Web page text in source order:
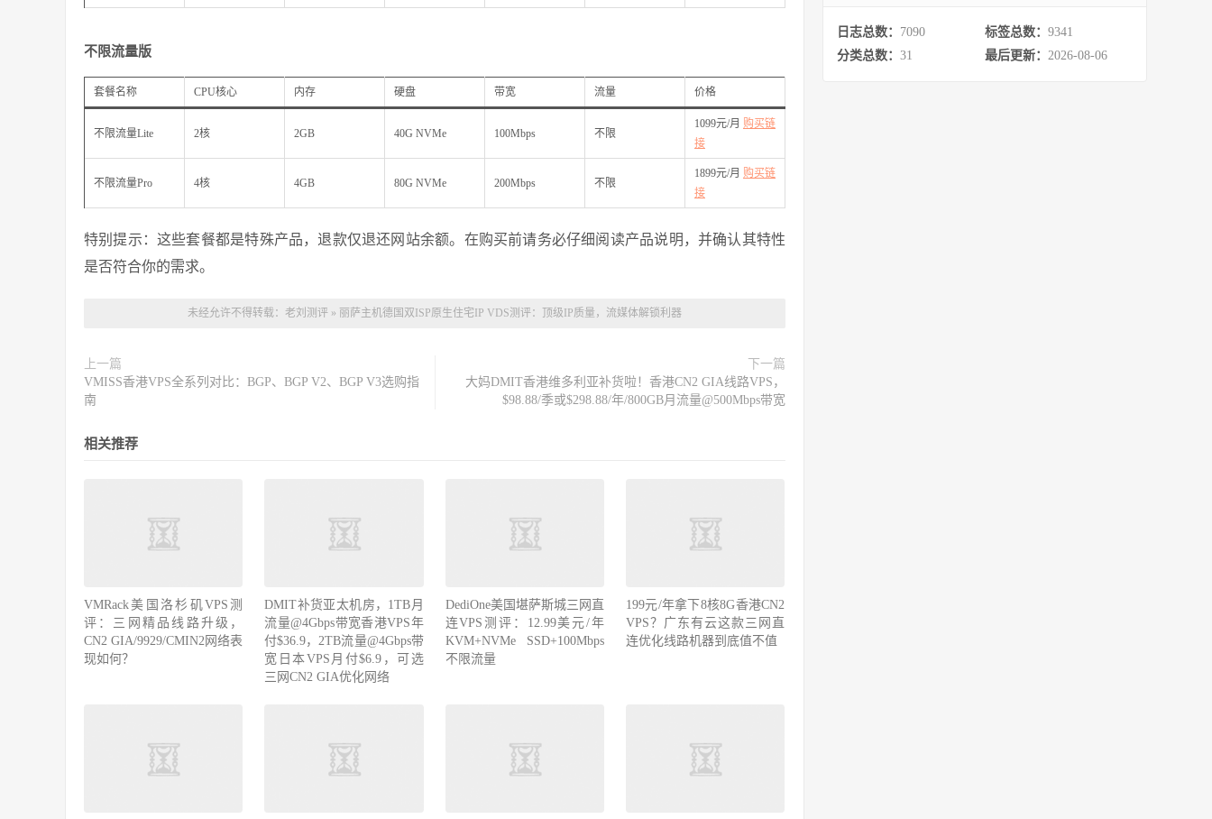
不限流量版
套餐名称 CPU核心 内存 硬盘 带宽 流量 价格
不限流量Lite 2核 2GB 40G NVMe 100Mbps 不限
1099元/月 购买链
接
不限流量Pro 4核 4GB 80G NVMe 200Mbps 不限
1899元/月 购买链
接
特别提示：这些套餐都是特殊产品，退款仅退还网站余额。在购买前请务必仔细阅读产品说明，并确认其特性
是否符合你的需求。
未经允许不得转载： 老刘测评 » 丽萨主机德国双ISP原生住宅IP VDS测评：顶级IP质量，流媒体解锁利器
上一篇
VMISS香港VPS全系列对比：BGP、BGP V2、BGP V3选购指
南
下一篇
大妈DMIT香港维多利亚补货啦！香港CN2 GIA线路VPS，
$98.88/季或$298.88/年/800GB月流量@500Mbps带宽
相关推荐
VMRack美国洛杉矶VPS测
评：三网精品线路升级，
CN2 GIA/9929/CMIN2网络表
现如何？
DMIT补货亚太机房，1TB月
流量@4Gbps带宽香港VPS年
付$36.9，2TB流量@4Gbps带
宽日本VPS月付$6.9，可选
三网CN2 GIA优化网络
DediOne美国堪萨斯城三网直
连VPS测评：12.99美元/年
KVM+NVMe SSD+100Mbps
不限流量
199元/年拿下8核8G香港CN2
VPS？广东有云这款三网直
连优化线路机器到底值不值
日志总数： 7090 标签总数： 9341
分类总数： 31 最后更新： 2026-08-06